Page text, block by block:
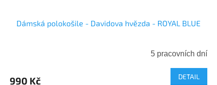
Dámská polokošile - Davidova hvězda - ROYAL BLUE
5 pracovních dní
990 Kč DETAIL